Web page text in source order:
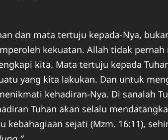
dan mata tertuju kepada-Nya,
kekuatan. Allah tidak
kita. Mata tertuju kepada
yang kita lakukan. Dan untuk
kehadiran-Nya. Di sanalah
Tuhan akan selalu
kebahagiaan sejati (Mzm. 16:11),